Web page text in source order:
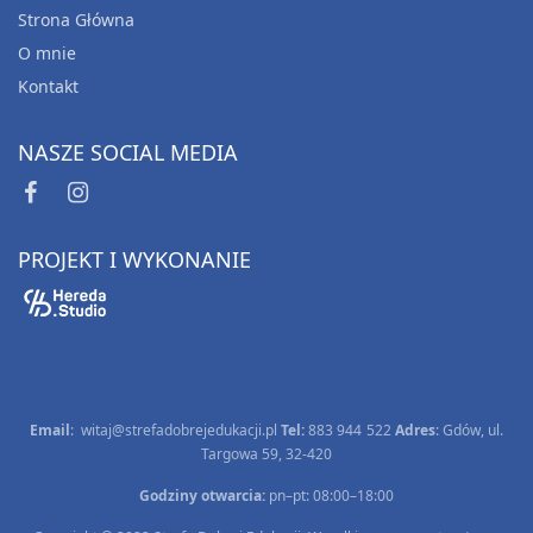
Strona Główna
O mnie
Kontakt
NASZE SOCIAL MEDIA
PROJEKT I WYKONANIE
Email:witaj@strefadobrejedukacji.pl Tel: 883 944 522 Adres: Gdów, ul.
Targowa 59, 32-420
Godziny otwarcia:pn–pt: 08:00–18:00